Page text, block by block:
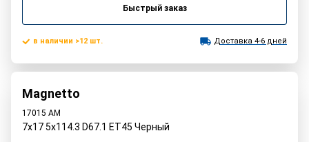
Быстрый заказ
в наличии >12 шт. Доставка 4-6 дней
Magnetto
17015 AM
7x17 5x114.3 D67.1 ET45 Черный